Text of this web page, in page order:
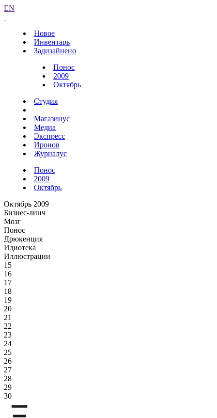
EN
Новое
Инвентарь
Задизайнено
Понос
2009
Октябрь
Студия
Магазинус
Медиа
Экспресс
Иронов
Журналус
Понос
2009
Октябрь
Октябрь 2009
Бизнес-линч
Мозг
Понос
Дрюкенция
Идиотека
Иллюстрации
15
16
17
18
19
20
21
22
23
24
25
26
27
28
29
30